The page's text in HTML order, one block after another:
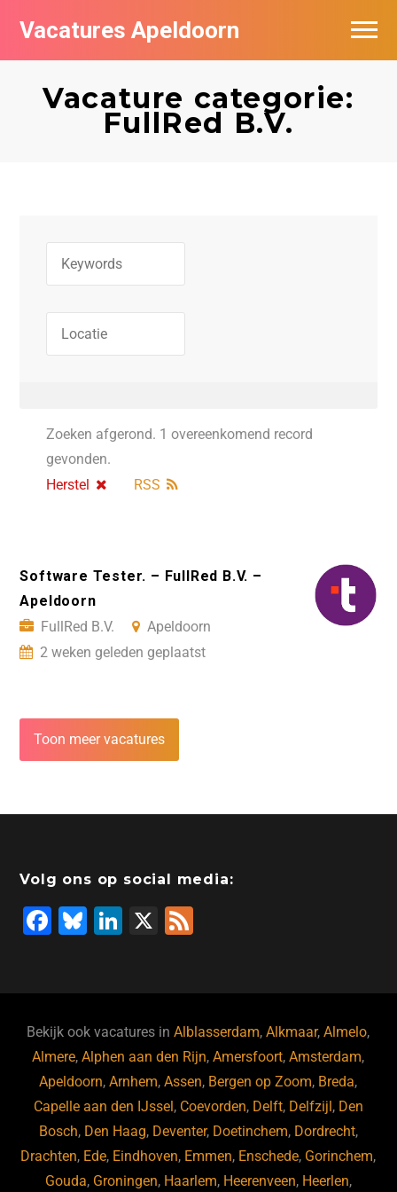
Vacatures Apeldoorn
Vacature categorie:
FullRed B.V.
Zoeken afgerond. 1 overeenkomend record
gevonden.
Herstel
RSS
Software Tester. – FullRed B.V. –
Apeldoorn
FullRed B.V.
Apeldoorn
2 weken geleden geplaatst
Toon meer vacatures
Volg ons op social media:
F
b
o
o
k
Bl
ky
Li
dI
n
X
Bekijk ook vacatures inAlblasserdam,Alkmaar,Almelo,
Almere,Alphen aan den Rijn,Amersfoort,Amsterdam,
Apeldoorn,Arnhem,Assen, Bergen op Zoom, Breda,
Capelle aan den IJssel , Coevorden, Delft, Delfzijl , Den
Bosch, Den Haag, Deventer, Doetinchem, Dordrecht,
Drachten, Ede, Eindhoven, Emmen, Enschede, Gorinchem,
Gouda, Groningen, Haarlem, Heerenveen, Heerlen,
Vacatures per bedrijf
De populairste vacatures in Apeldoorn